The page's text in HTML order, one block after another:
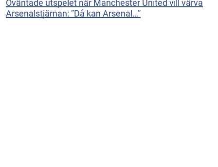
Oväntade utspelet när Manchester United vill värva
Arsenalstjärnan: ”Då kan Arsenal…”